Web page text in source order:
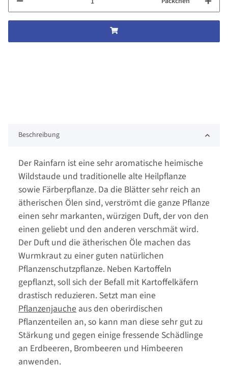
Beschreibung
Der Rainfarn ist eine sehr aromatische heimische
Wildstaude und traditionelle alte Heilpflanze
sowie Färberpflanze. Da die Blätter sehr reich an
ätherischen Ölen sind, verströmt die ganze Pflanze
einen sehr markanten, würzigen Duft, der von den
einen geliebt und den anderen verschmät wird.
Der Duft und die ätherischen Öle machen das
Wurmkraut zu einer guten natürlichen
Pflanzenschutzpflanze. Neben Kartoffeln
gepflanzt, soll sich der Befall mit Kartoffelkäfern
drastisch reduzieren. Setzt man eine
Pflanzenjauche aus den oberirdischen
Pflanzenteilen an, so kann man diese sehr gut zu
Stärkung und gegen einige fressende Schädlinge
an Erdbeeren, Brombeeren und Himbeeren
anwenden.